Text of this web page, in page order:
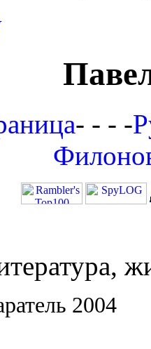
- - - -